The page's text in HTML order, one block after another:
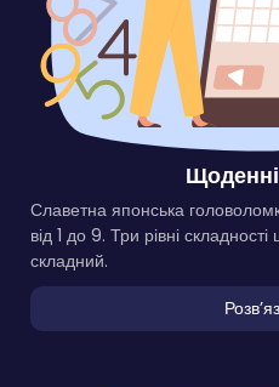
Славетна японська
від 1 до 9. Три рівні
складний.